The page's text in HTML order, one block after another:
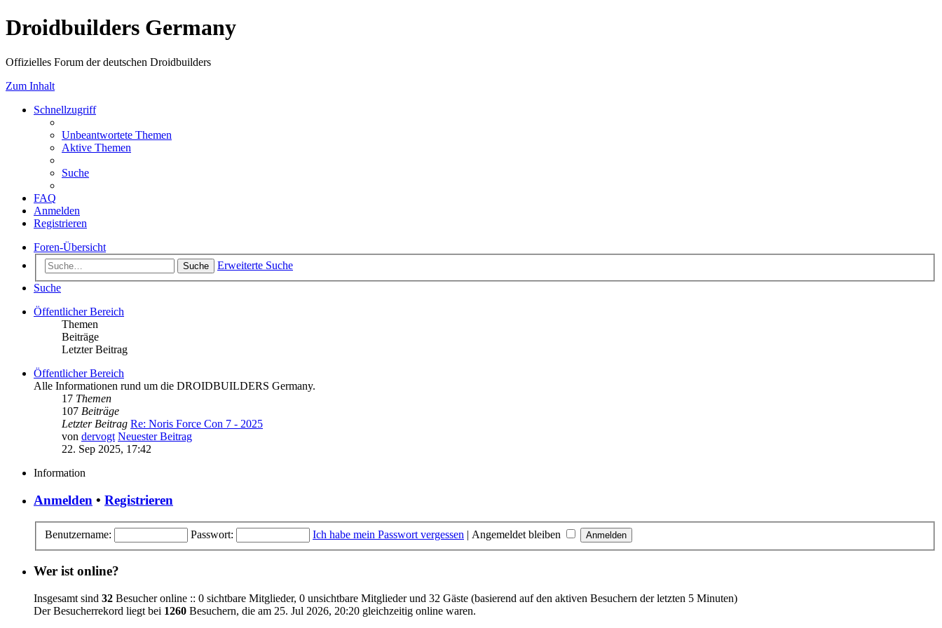
Droidbuilders Germany
Offizielles Forum der deutschen Droidbuilders
Zum Inhalt
Schnellzugriff
Unbeantwortete Themen
Aktive Themen
Suche
FAQ
Anmelden
Registrieren
Foren-Übersicht
Suche
Erweiterte Suche
Suche
Öffentlicher Bereich
Themen
Beiträge
Letzter Beitrag
Öffentlicher Bereich
Alle Informationen rund um die DROIDBUILDERS Germany.
17 Themen
107 Beiträge
Letzter Beitrag Re: Noris Force Con 7 - 2025
von dervogt Neuester Beitrag
22. Sep 2025, 17:42
Information
Anmelden • Registrieren
Benutzername: Passwort: Ich habe mein Passwort vergessen | Angemeldet bleiben
Wer ist online?
Insgesamt sind 32 Besucher online :: 0 sichtbare Mitglieder, 0 unsichtbare Mitglieder und 32 Gäste (basierend auf den aktiven Besuchern der letzten 5 Minuten)
Der Besucherrekord liegt bei 1260 Besuchern, die am 25. Jul 2026, 20:20 gleichzeitig online waren.